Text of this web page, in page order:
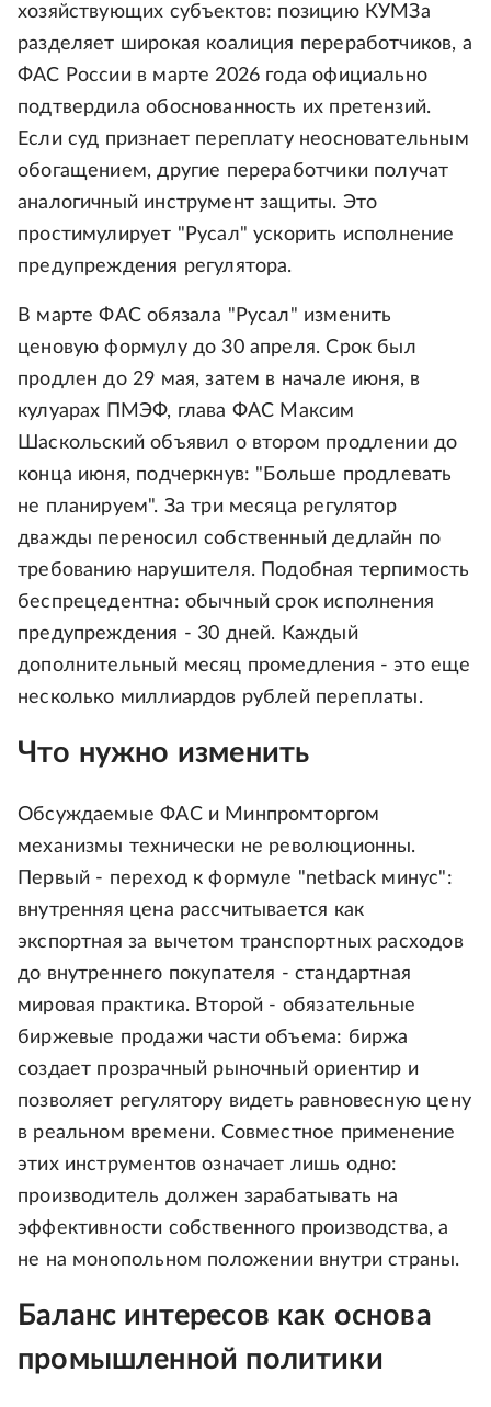
хозяйствующих субъектов: позицию КУМЗа
разделяет широкая коалиция переработчиков, а
ФАС России в марте 2026 года официально
подтвердила обоснованность их претензий.
Если суд признает переплату неосновательным
обогащением, другие переработчики получат
аналогичный инструмент защиты. Это
простимулирует "Русал" ускорить исполнение
предупреждения регулятора.
В марте ФАС обязала "Русал" изменить
ценовую формулу до 30 апреля. Срок был
продлен до 29 мая, затем в начале июня, в
кулуарах ПМЭФ, глава ФАС Максим
Шаскольский объявил о втором продлении до
конца июня, подчеркнув: "Больше продлевать
не планируем". За три месяца регулятор
дважды переносил собственный дедлайн по
требованию нарушителя. Подобная терпимость
беспрецедентна: обычный срок исполнения
предупреждения - 30 дней. Каждый
дополнительный месяц промедления - это еще
несколько миллиардов рублей переплаты.
Что нужно изменить
Обсуждаемые ФАС и Минпромторгом
механизмы технически не революционны.
Первый - переход к формуле "netback минус":
внутренняя цена рассчитывается как
экспортная за вычетом транспортных расходов
до внутреннего покупателя - стандартная
мировая практика. Второй - обязательные
биржевые продажи части объема: биржа
создает прозрачный рыночный ориентир и
позволяет регулятору видеть равновесную цену
в реальном времени. Совместное применение
этих инструментов означает лишь одно:
производитель должен зарабатывать на
эффективности собственного производства, а
не на монопольном положении внутри страны.
Баланс интересов как основа
промышленной политики